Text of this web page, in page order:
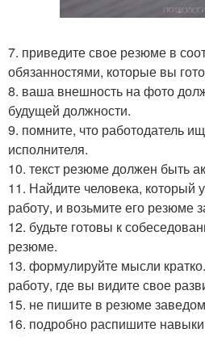
7. приведите свое резюме в
обязанностями, которые вы
8. ваша внешность на фото
будущей должности.
9. помните, что работодатель
исполнителя.
10. текст резюме должен быть
11. Найдите человека, который
работу, и возьмите его резюме
12. будьте готовы к
резюме.
13. формулируйте мысли
работу, где вы видите свое
15. не пишите в резюме
16. подробно распишите